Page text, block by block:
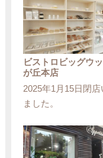
ビストロビッグウ
が丘本店
2025年1月15日閉店
ました。